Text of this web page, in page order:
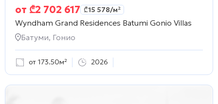
от ₾2 702 617 ₾15 578/м²
Wyndham Grand Residences Batumi Gonio Villas
Батуми, Гонио
от 173.50м² 2026